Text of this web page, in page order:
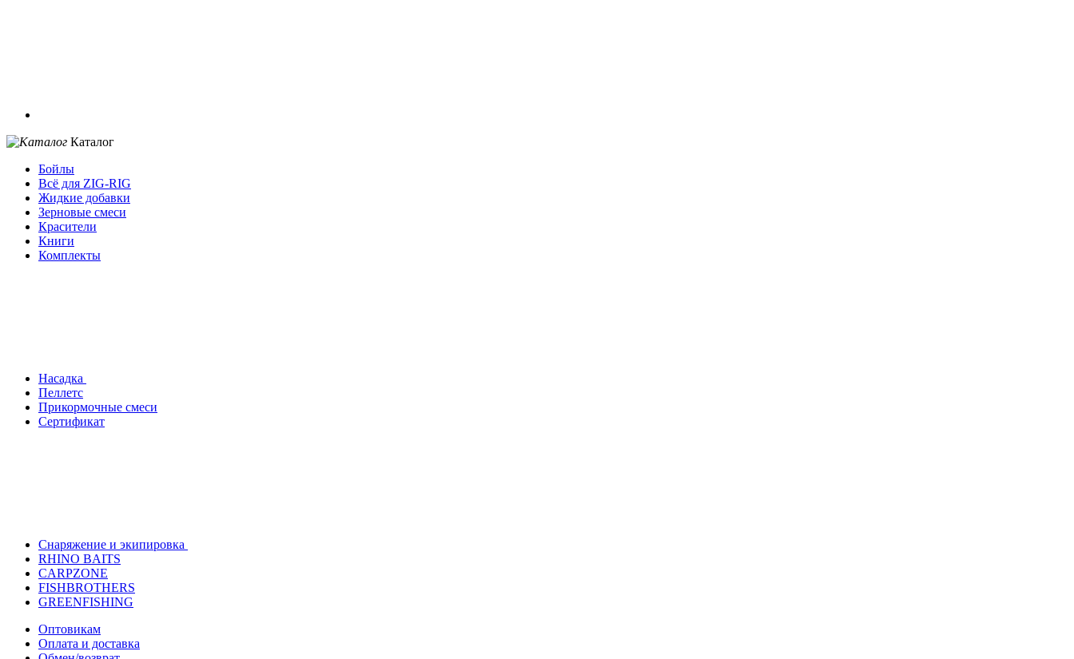
Каталог
Бойлы
Всё для ZIG-RIG
Жидкие добавки
Зерновые смеси
Красители
Книги
Комплекты
Насадка
Пеллетс
Прикормочные смеси
Сертификат
Снаряжение и экипировка
RHINO BAITS
CARPZONE
FISHBROTHERS
GREENFISHING
Оптовикам
Оплата и доставка